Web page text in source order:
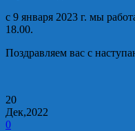
с 9 января 2023 г. мы
18.00.
Поздравляем вас с
20
Дек,2022
0